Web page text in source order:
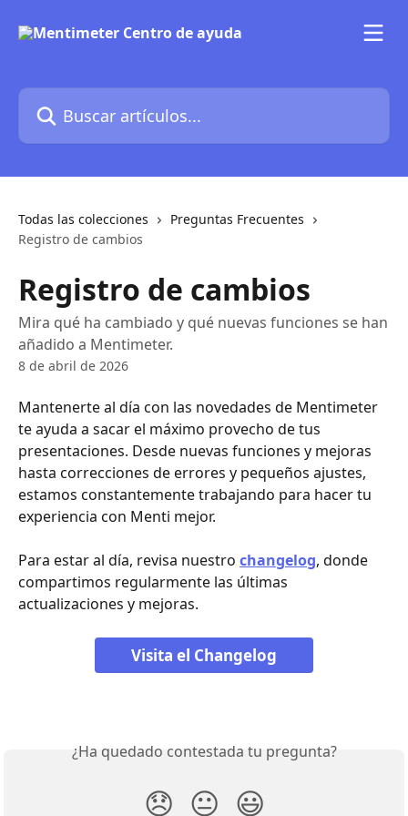
Buscar artículos...
Todas las colecciones
Preguntas Frecuentes
Registro de cambios
Registro de cambios
Mira qué ha cambiado y qué nuevas funciones se han
añadido a Mentimeter.
8 de abril de 2026
Mantenerte al día con las novedades de Mentimeter
te ayuda a sacar el máximo provecho de tus
presentaciones. Desde nuevas funciones y mejoras
hasta correcciones de errores y pequeños ajustes,
estamos constantemente trabajando para hacer tu
experiencia con Menti mejor.
Para estar al día, revisa nuestro changelog, donde
compartimos regularmente las últimas
actualizaciones y mejoras.
Visita el Changelog
¿Ha quedado contestada tu pregunta?
😞 😐 😃